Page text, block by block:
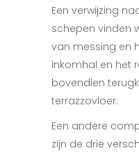
Een verwijzing
schepen vinden
van messing en
inkomhal en het
bovendien
terrazzovloer.
Een andere
zijn de drie